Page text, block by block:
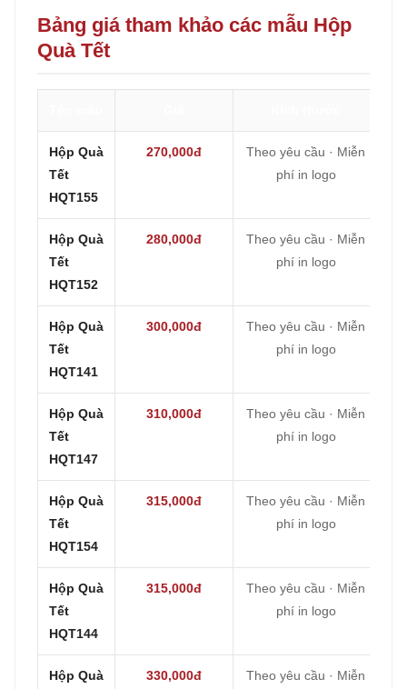
Bảng giá tham khảo các mẫu Hộp
Quà Tết
Hộp Quà
Tết
HQT155
270,000đ
Theo yêu cầu · Miễn
phí in logo
Hộp Quà
Tết
HQT152
280,000đ
Theo yêu cầu · Miễn
phí in logo
Hộp Quà
Tết
HQT141
300,000đ
Theo yêu cầu · Miễn
phí in logo
Hộp Quà
Tết
HQT147
310,000đ
Theo yêu cầu · Miễn
phí in logo
Hộp Quà
Tết
HQT154
315,000đ
Theo yêu cầu · Miễn
phí in logo
Hộp Quà
Tết
HQT144
315,000đ
Theo yêu cầu · Miễn
phí in logo
Hộp Quà
330,000đ
Theo yêu cầu · Miễn